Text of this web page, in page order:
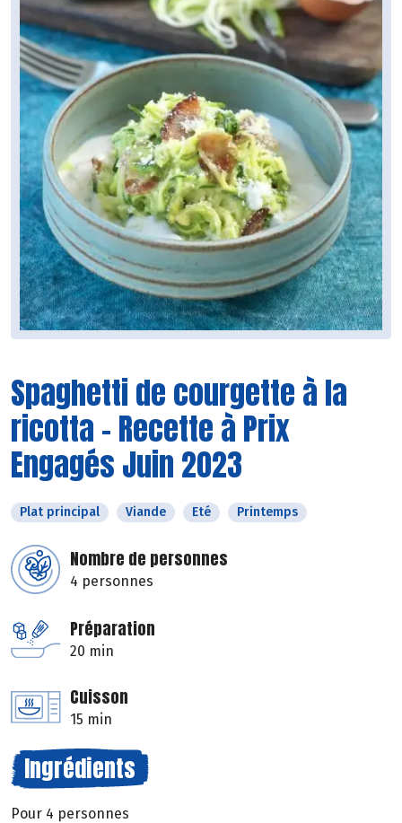
Spaghetti de courgette à la
ricotta - Recette à Prix
Engagés Juin 2023
Plat principal Viande Eté Printemps
Nombre de personnes
4 personnes
Préparation
20 min
Cuisson
15 min
Ingrédients
Pour 4 personnes